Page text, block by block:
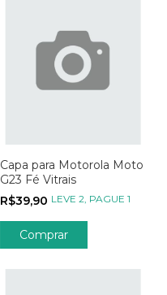
Capa para Motorola Moto
G23 Fé Vitrais
R$39,90 LEVE 2, PAGUE 1
Comprar